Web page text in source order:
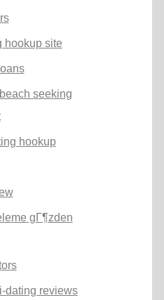
hookup site
seeking
hookup
gГ¶zden
dating reviews